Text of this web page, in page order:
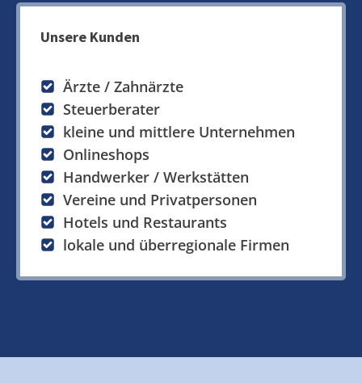
Unsere Kunden
Ärzte / Zahnärzte
Steuerberater
kleine und mittlere Unternehmen
Onlineshops
Handwerker / Werkstätten
Vereine und Privatpersonen
Hotels und Restaurants
lokale und überregionale Firmen